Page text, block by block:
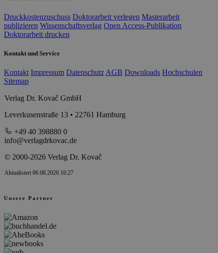
Druckkostenzuschuss Doktorarbeit verlegen Masterarbeit
publizieren Wissenschaftsverlag Open Access-Publikation
Doktorarbeit drucken
Kontakt und Service
Kontakt Impressum Datenschutz AGB Downloads Hochschulen
Sitemap
Verlag Dr. Kovač GmbH
Leverkusenstraße 13 • 22761 Hamburg
+49 40 398880 0
info@verlagdrkovac.de
© 2000-2026 Verlag Dr. Kovač
Aktualisiert 06.08.2026 16:27
Unsere Partner